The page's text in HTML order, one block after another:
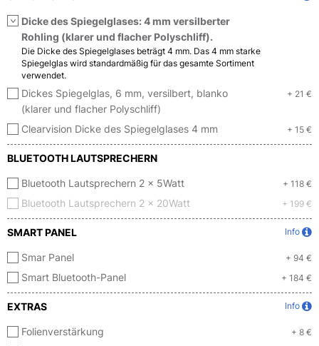
Dicke des Spiegelglases: 4 mm versilberter
Rohling (klarer und flacher Polyschliff).
Die Dicke des Spiegelglases beträgt 4 mm. Das 4 mm starke
Spiegelglas wird standardmäßig für das gesamte Sortiment
verwendet.
Dickes Spiegelglas, 6 mm, versilbert, blanko
(klarer und flacher Polyschliff)
+ 21 €
Clearvision Dicke des Spiegelglases 4 mm + 15 €
BLUETOOTH LAUTSPRECHERN
Bluetooth Lautsprechern 2 x 5Watt + 118 €
Bluetooth Lautsprechern 2 x 20Watt + 199 €
SMART PANEL Info
Smar Panel + 94 €
Smart Bluetooth-Panel + 184 €
EXTRAS Info
Folienverstärkung + 8 €